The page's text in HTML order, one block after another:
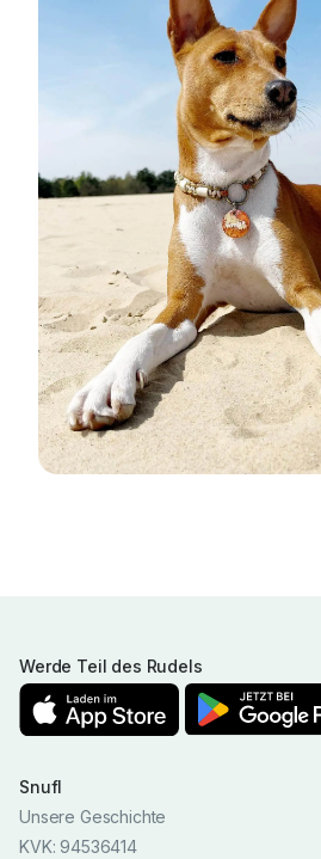
Werde Teil des Rudels
Snufl
Unsere Geschichte
KVK: 94536414